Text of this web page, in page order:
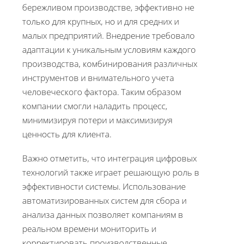
бережливом производстве, эффективно не
только для крупных, но и для средних и
малых предприятий. Внедрение требовало
адаптации к уникальным условиям каждого
производства, комбинирования различных
инструментов и внимательного учета
человеческого фактора. Таким образом
компании смогли наладить процесс,
минимизируя потери и максимизируя
ценность для клиента.
Важно отметить, что интеграция цифровых
технологий также играет решающую роль в
эффективности системы. Использование
автоматизированных систем для сбора и
анализа данных позволяет компаниям в
реальном времени мониторить и